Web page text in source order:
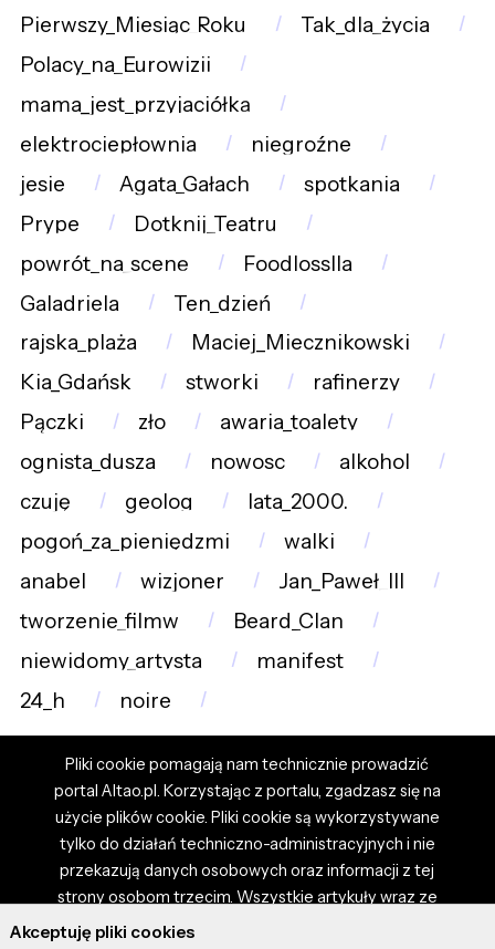
Pierwszy_Miesiąc_Roku
Tak_dla_życia
Polacy_na_Eurowizji
mama_jest_przyjaciółką
elektrociepłownia
niegroźne
jesie
Agata_Gałach
spotkania
Prype
Dotknij_Teatru
powrót_na_scenę
Foodlosslla
Galadriela
Ten_dzień
rajska_plaża
Maciej_Miecznikowski
Kia_Gdańsk
stworki
rafinerzy
Pączki
zło
awaria_toalety
ognista_dusza
nowosc
alkohol
czuję
geolog
lata_2000.
pogoń_za_pieniędzmi
walki
anabel
wizjoner
Jan_Paweł_III
tworzenie_filmw
Beard_Clan
niewidomy_artysta
manifest
24_h
noire
Pliki cookie pomagają nam technicznie prowadzić
portal Altao.pl. Korzystając z portalu, zgadzasz się na
użycie plików cookie. Pliki cookie są wykorzystywane
tylko do działań techniczno-administracyjnych i nie
przekazują danych osobowych oraz informacji z tej
strony osobom trzecim. Wszystkie artykuły wraz ze
zdjęciami i materiałami dostępnymi na portalu są
Akceptuję pliki cookies